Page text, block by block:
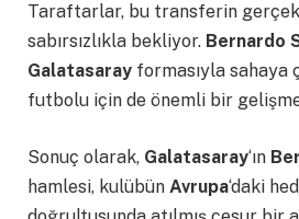
Taraftarlar, bu transferin
sabırsızlıkla bekliyor. Bernardo
Galatasaray formasıyla sahaya
futbolu için de önemli bir
Sonuç olarak, Galatasaray‘ın
hamlesi, kulübün Avrupa‘daki